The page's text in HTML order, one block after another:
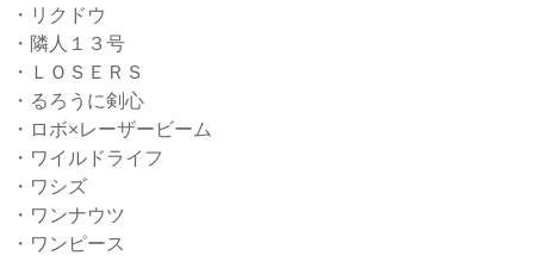
・リクドウ
・隣人１３号
・ＬＯＳＥＲＳ
・るろうに剣心
・ロボ×レーザービーム
・ワイルドライフ
・ワシズ
・ワンナウツ
・ワンピース